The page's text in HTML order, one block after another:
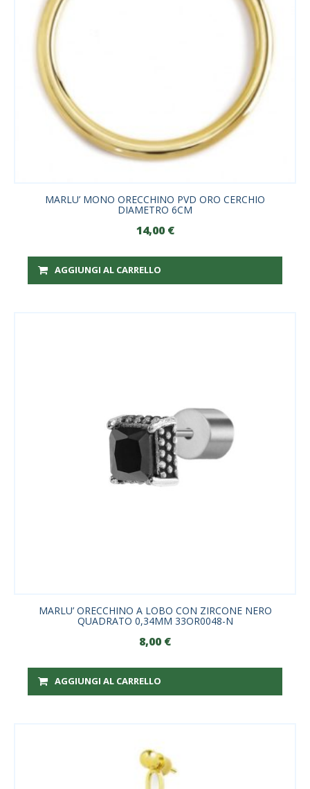
MARLU’ MONO ORECCHINO PVD ORO CERCHIO
DIAMETRO 6CM
14,00 €
AGGIUNGI AL CARRELLO
MARLU’ ORECCHINO A LOBO CON ZIRCONE NERO
QUADRATO 0,34MM 33OR0048-N
8,00 €
AGGIUNGI AL CARRELLO